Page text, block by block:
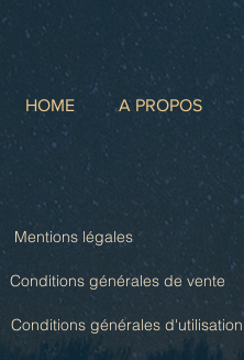
HOME A PROPOS
Mentions légales
Conditions générales de vente
Conditions générales d'utilisation